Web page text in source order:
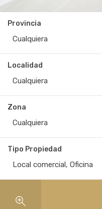
Provincia
Cualquiera
Localidad
Cualquiera
Zona
Cualquiera
Tipo Propiedad
Local comercial, Oficina